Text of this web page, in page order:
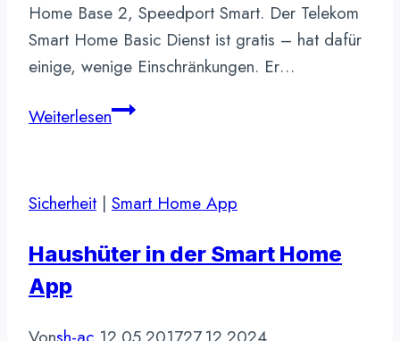
Home Base 2, Speedport Smart. Der Telekom
Smart Home Basic Dienst ist gratis – hat dafür
einige, wenige Einschränkungen. Er…
WeiterlesenTelekom
–
Gratis
Dienst
Sicherheit | Smart Home App
Haushüter in der Smart Home
App